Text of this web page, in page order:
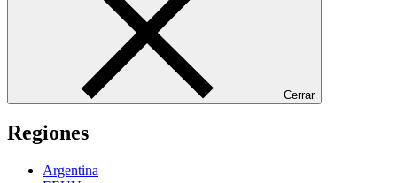
Cerrar
Regiones
Argentina